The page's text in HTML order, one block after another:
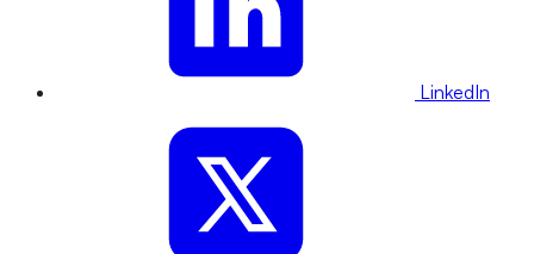
LinkedIn